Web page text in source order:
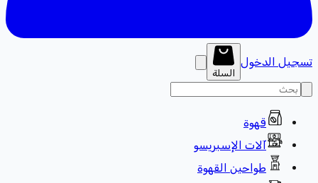
تسجيل الدخول
السلة
قهوة
آلات الإسبريسو
طواحين القهوة